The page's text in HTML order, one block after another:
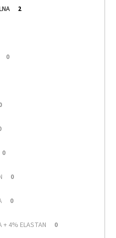
2
0
0
0
0
+ 4% ELASTAN 0